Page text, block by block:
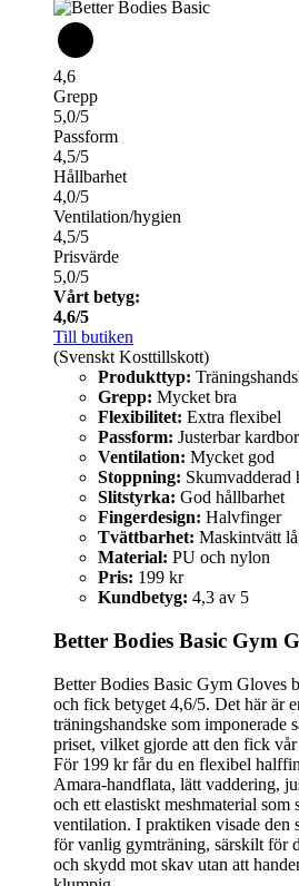
4,6
Grepp
5,0/5
Passform
4,5/5
Hållbarhet
4,0/5
Ventilation/hygien
4,5/5
Prisvärde
5,0/5
Vårt betyg:
4,6/5
Till butiken
(Svenskt Kosttillskott)
Produkttyp:
Grepp: Mycket bra
Flexibilitet: Extra flexibel
Passform: Justerbar
Ventilation: Mycket god
Stoppning: Skumvadderad
Slitstyrka: God hållbarhet
Fingerdesign: Halvfinger
Tvättbarhet: Maskintvätt
Material: PU och nylon
Pris: 199 kr
Kundbetyg: 4,3 av 5
Better Bodies Basic Gym
Better Bodies Basic Gym Gloves
och fick betyget 4,6/5. Det här är
träningshandske som imponerade
priset, vilket gjorde att den fick
För 199 kr får du en flexibel
Amara-handflata, lätt vaddering,
och ett elastiskt meshmaterial som
ventilation. I praktiken visade den
för vanlig gymträning, särskilt för
och skydd mot skav utan att